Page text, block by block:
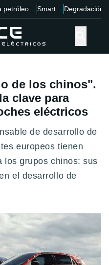
petróleo Smart Degradación
de los chinos".
clave para
eléctricos
de desarrollo de
europeos tienen
los grupos chinos: sus
el desarrollo de